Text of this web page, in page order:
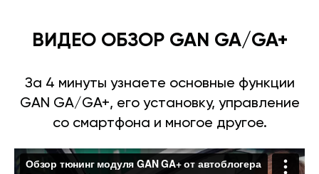
ВИДЕО ОБЗОР GAN GA/GA+
За 4 минуты узнаете основные функции
GAN GA/GA+, его установку, управление
со смартфона и многое другое.